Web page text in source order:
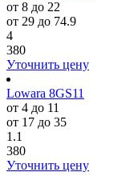
от 8 до 22
от 29 до 74.9
4
380
Уточнить цену
Lowara 8GS11
от 4 до 11
от 17 до 35
1.1
380
Уточнить цену